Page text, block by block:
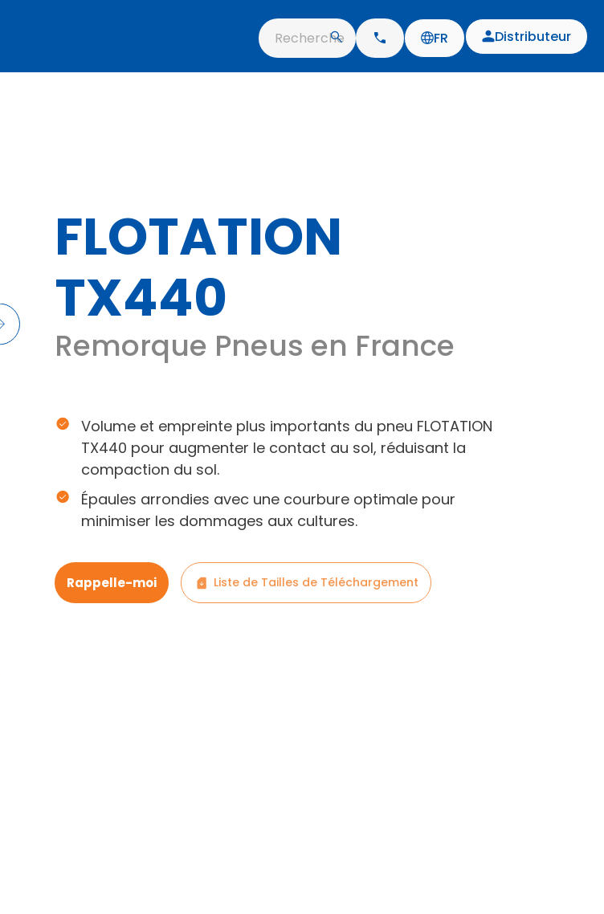
Recherche FR Distributeur
FLOTATION
TX440
Remorque Pneus en France
Volume et empreinte plus importants du pneu FLOTATION
TX440 pour augmenter le contact au sol, réduisant la
compaction du sol.
Épaules arrondies avec une courbure optimale pour
minimiser les dommages aux cultures.
Rappelle-moi Liste de Tailles de Téléchargement